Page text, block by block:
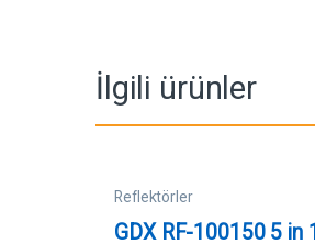
İlgili ürünler
Reflektörler
GDX RF-100150 5 in 1